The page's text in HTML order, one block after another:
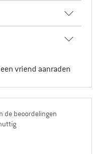
vriend aanraden
de beoordelingen